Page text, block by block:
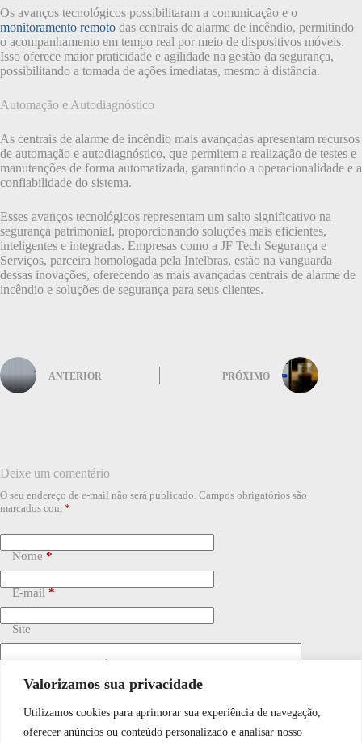
Valorizamos sua privacidade
Utilizamos cookies para aprimorar sua experiência de navegação,
oferecer anúncios ou conteúdo personalizado e analisar nosso
Os avanços tecnológicos possibilitaram a comunicação e o
monitoramento remoto das centrais de alarme de incêndio, permitindo
o acompanhamento em tempo real por meio de dispositivos móveis.
Isso oferece maior praticidade e agilidade na gestão da segurança,
possibilitando a tomada de ações imediatas, mesmo à distância.
Automação e Autodiagnóstico
As centrais de alarme de incêndio mais avançadas apresentam recursos
de automação e autodiagnóstico, que permitem a realização de testes e
manutenções de forma automatizada, garantindo a operacionalidade e a
confiabilidade do sistema.
Esses avanços tecnológicos representam um salto significativo na
segurança patrimonial, proporcionando soluções mais eficientes,
inteligentes e integradas. Empresas como a JF Tech Segurança e
Serviços, parceira homologada pela Intelbras, estão na vanguarda
dessas inovações, oferecendo as mais avançadas centrais de alarme de
incêndio e soluções de segurança para seus clientes.
ANTERIOR PRÓXIMO
Deixe um comentário
O seu endereço de e-mail não será publicado. Campos obrigatórios são
marcados com *
Nome *
E-mail *
Site
Adicionar comentário
WhatsApp JF Tech